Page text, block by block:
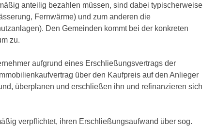
anteilig bezahlen müssen, sind dabei typischerweise
Fernwärme) und zum anderen die
Den Gemeinden kommt bei der konkreten
zu.
aufgrund eines Erschließungsvertrags der
über den Kaufpreis auf den Anlieger
überplanen und erschließen ihn und refinanzieren sich
verpflichtet, ihren Erschließungsaufwand über sog.